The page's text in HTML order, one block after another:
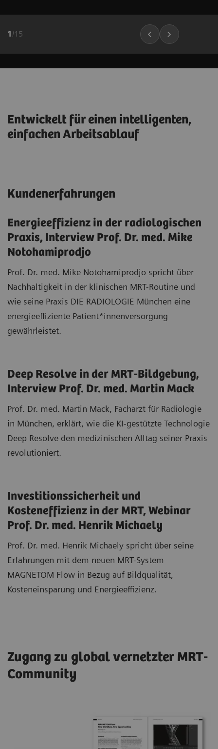
1 /15
Entwickelt für einen intelligenten,
einfachen Arbeitsablauf
Kundenerfahrungen
Energieeffizienz in der radiologischen
Praxis, Interview Prof. Dr. med. Mike
Notohamiprodjo
Prof. Dr. med. Mike Notohamiprodjo spricht über
Nachhaltigkeit in der klinischen MRT-Routine und
wie seine Praxis DIE RADIOLOGIE München eine
energieeffiziente Patient*innenversorgung
gewährleistet.
Deep Resolve in der MRT-Bildgebung,
Interview Prof. Dr. med. Martin Mack
Prof. Dr. med. Martin Mack, Facharzt für Radiologie
in München, erklärt, wie die KI-gestützte Technologie
Deep Resolve den medizinischen Alltag seiner Praxis
revolutioniert.
Investitionssicherheit und
Kosteneffizienz in der MRT, Webinar
Prof. Dr. med. Henrik Michaely
Prof. Dr. med. Henrik Michaely spricht über seine
Erfahrungen mit dem neuen MRT-System
MAGNETOM Flow in Bezug auf Bildqualität,
Kosteneinsparung und Energieeffizienz.
Zugang zu global vernetzter MRT-
Community